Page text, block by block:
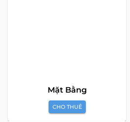
Mặt Bằng
CHO THUÊ